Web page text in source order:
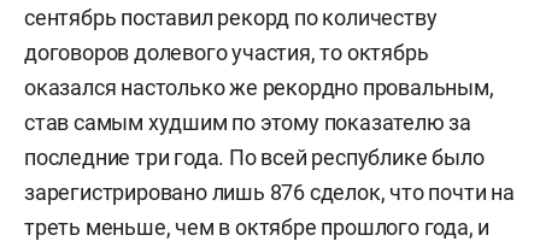
сентябрь поставил рекорд по количеству
договоров долевого участия, то октябрь
оказался настолько же рекордно провальным,
став самым худшим по этому показателю за
последние три года. По всей республике было
зарегистрировано лишь 876 сделок, что почти на
треть меньше, чем в октябре прошлого года, и